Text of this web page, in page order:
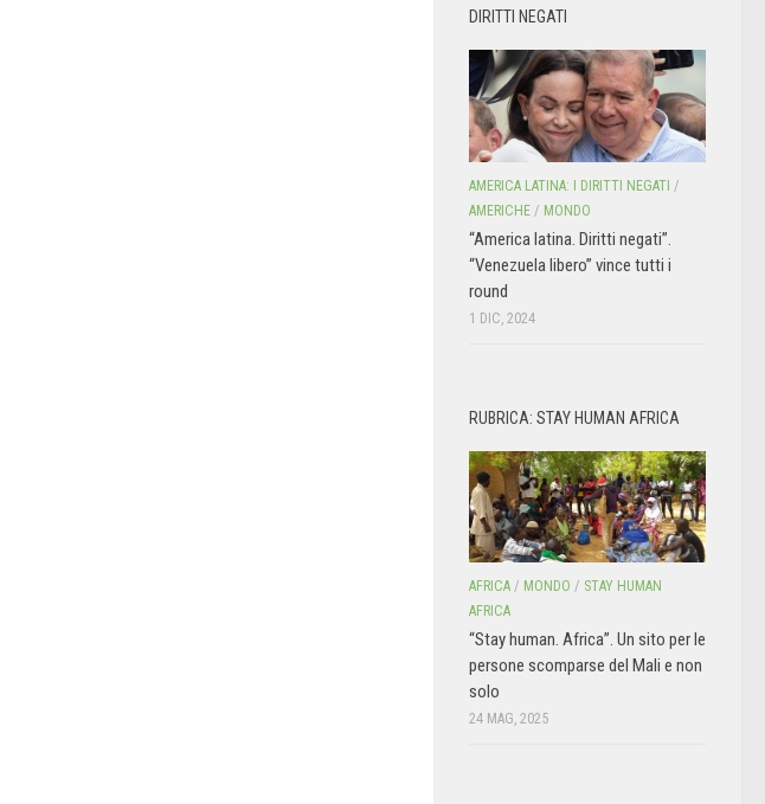
DIRITTI NEGATI
AMERICA LATINA: I DIRITTI NEGATI /
AMERICHE / MONDO
“America latina. Diritti negati”.
“Venezuela libero” vince tutti i
round
1 DIC, 2024
RUBRICA: STAY HUMAN AFRICA
AFRICA / MONDO / STAY HUMAN
AFRICA
“Stay human. Africa”. Un sito per le
persone scomparse del Mali e non
solo
24 MAG, 2025